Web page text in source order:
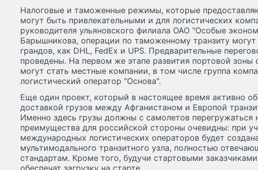
Налоговые и таможенные режимы, которые
могут быть привлекательными и для логистических
руководителя ульяновского филиала ОАО "Особые
Барышникова, операции по таможенному транзиту могут
грандов, как DHL, FedEx и UPS. Предварительные
проведены. На первом же этапе развития портовой
могут стать местные компании, в том числе группа
логистический оператор "Основа".
Еще один проект, который в настоящее время активно
доставкой грузов между Афганистаном и Европой
Именно здесь грузы должны с самолетов перегружаться
преимущества для российской стороны очевидны: при
международных логистических операторов будет
мультимодального транзитного узла, полностью
стандартам. Кроме того, будучи стартовыми